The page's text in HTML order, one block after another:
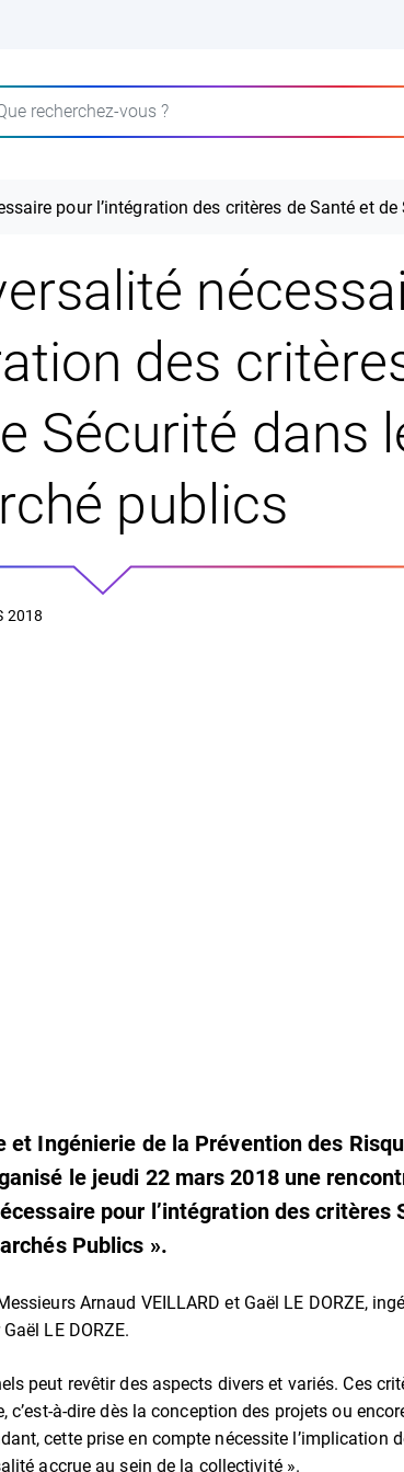
pour l’intégration des critères de Santé et
des
Sécurité dans
publics
2018
un nouvel onglet)
et Ingénierie de la Prévention des
le jeudi 22 mars 2018 une
pour l’intégration des critères
Publics ».
Arnaud VEILLARD et Gaël LE DORZE,
LE DORZE.
peut revêtir des aspects divers et variés. Ces
à-dire dès la conception des projets ou
cette prise en compte nécessite l’implication
accrue au sein de la collectivité ».